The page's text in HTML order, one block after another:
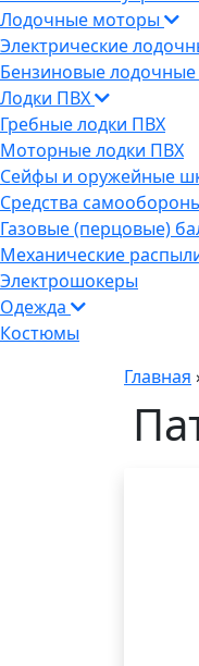
Лодочные моторы
Электрические
Бензиновые
Лодки ПВХ
Гребные лодки ПВХ
Моторные лодки ПВХ
Сейфы и оружейные
Средства
Газовые (перцовые)
Механические
Электрошокеры
Одежда
Костюмы
Главная